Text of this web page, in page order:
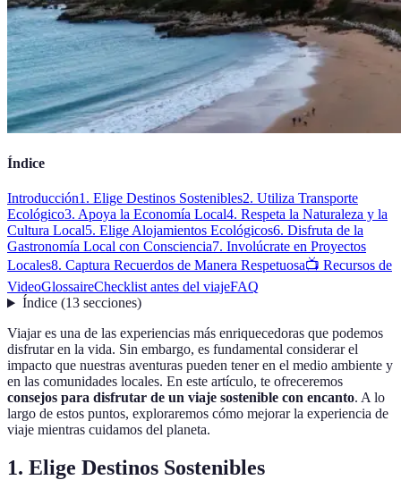
Índice
Introducción1. Elige Destinos Sostenibles2. Utiliza Transporte
Ecológico3. Apoya la Economía Local4. Respeta la Naturaleza y la
Cultura Local5. Elige Alojamientos Ecológicos6. Disfruta de la
Gastronomía Local con Consciencia7. Involúcrate en Proyectos
Locales8. Captura Recuerdos de Manera Respetuosa📺 Recursos de
VideoGlossaireChecklist antes del viajeFAQ
Índice(13 secciones)
Viajar es una de las experiencias más enriquecedoras que podemos
disfrutar en la vida. Sin embargo, es fundamental considerar el
impacto que nuestras aventuras pueden tener en el medio ambiente y
en las comunidades locales. En este artículo, te ofreceremos
consejos para disfrutar de un viaje sostenible con encanto. A lo
largo de estos puntos, exploraremos cómo mejorar la experiencia de
viaje mientras cuidamos del planeta.
1. Elige Destinos Sostenibles